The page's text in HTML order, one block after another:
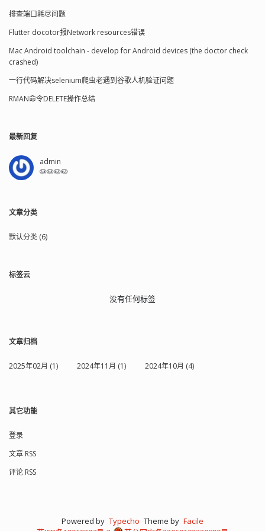
排查端口耗尽问题
Flutter docotor报Network resources错误
Mac Android toolchain - develop for Android devices (the doctor check
crashed)
一行代码解决selenium爬虫老遇到谷歌人机验证问题
RMAN命令DELETE操作总结
最新回复
admin
🐶🐶🐶🐶
文章分类
默认分类 (6)
标签云
没有任何标签
文章归档
2025年02月 (1) 2024年11月 (1) 2024年10月 (4)
其它功能
登录
文章 RSS
评论 RSS
Powered by Typecho Theme by Facile